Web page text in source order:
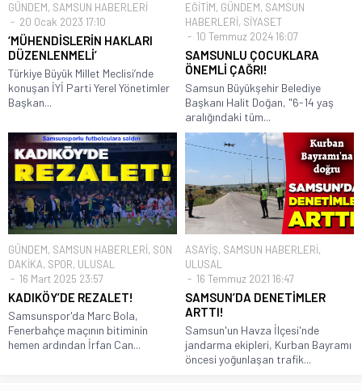
GÜNDEM, SAMSUN HABERLERİ
20 Ocak 2023 17:10
‘MÜHENDİSLERİN HAKLARI
DÜZENLENMELİ’
Türkiye Büyük Millet Meclisi’nde
konuşan İYİ Parti Yerel Yönetimler
Başkan...
EĞİTİM, GÜNDEM, SAMSUN
HABERLERİ, SİYASET
10 Temmuz 2024 16:07
SAMSUNLU ÇOCUKLARA
ÖNEMLİ ÇAĞRI!
Samsun Büyükşehir Belediye
Başkanı Halit Doğan, "6-14 yaş
aralığındaki tüm...
GÜNDEM, SAMSUN HABERLERİ, SON
DAKİKA, SPOR, ULUSAL
16 Mart 2025 23:57
KADIKÖY’DE REZALET!
Samsunspor'da Marc Bola,
Fenerbahçe maçının bitiminin
hemen ardından İrfan Can...
ASAYİŞ, SAMSUN HABERLERİ,
ULUSAL
16 Temmuz 2021 16:47
SAMSUN’DA DENETİMLER
ARTTI!
Samsun'un Havza İlçesi'nde
jandarma ekipleri, Kurban Bayramı
öncesi yoğunlaşan trafik...